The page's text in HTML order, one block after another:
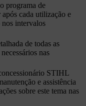
programa de
cada utilização e
intervalos
de todas as
nas
STIHL
e assistência
sobre este tema nas